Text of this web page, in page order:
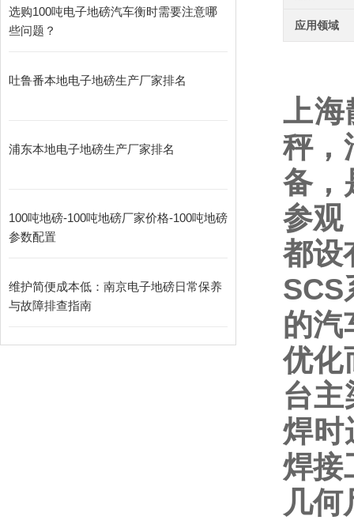
选购100吨电子地磅汽车衡时需要注意哪
些问题？
吐鲁番本地电子地磅生产厂家排名
浦东本地电子地磅生产厂家排名
100吨地磅-100吨地磅厂家价格-100吨地磅
参数配置
维护简便成本低：南京电子地磅日常保养
与故障排查指南​
应用领域
上海
秤，
备，
参观
都设
SCS
的汽
优化
台主
焊时
焊接
几何